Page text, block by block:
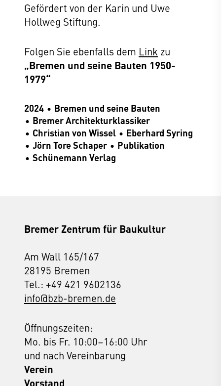
Gefördert von der Karin und Uwe
Hollweg Stiftung.
Folgen Sie ebenfalls dem Link zu
„Bremen und seine Bauten 1950-
1979“
2024
Bremen und seine Bauten
Bremer Architekturklassiker
Christian von Wissel
Eberhard Syring
Jörn Tore Schaper
Publikation
Schünemann Verlag
Bremer Zentrum für Baukultur
Am Wall 165/167
28195 Bremen
Tel.: +49 421 9602136
info@bzb-bremen.de
Öffnungszeiten:
Mo. bis Fr. 10:00–16:00 Uhr
und nach Vereinbarung
Verein
Vorstand